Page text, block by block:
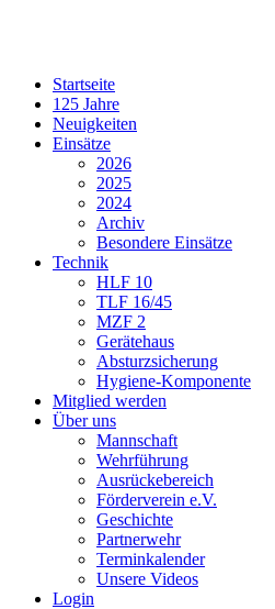
Startseite
125 Jahre
Neuigkeiten
Einsätze
2026
2025
2024
Archiv
Besondere Einsätze
Technik
HLF 10
TLF 16/45
MZF 2
Gerätehaus
Absturzsicherung
Hygiene-Komponente
Mitglied werden
Über uns
Mannschaft
Wehrführung
Ausrückebereich
Förderverein e.V.
Geschichte
Partnerwehr
Terminkalender
Unsere Videos
Login